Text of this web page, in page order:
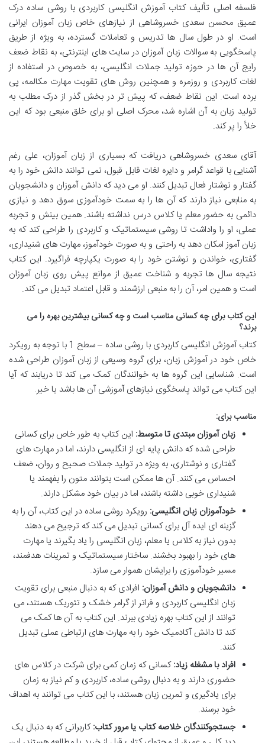
فلسفه اصلی تألیف کتاب آموزش انگلیسی کاربردی با روشی ساده درک
عمیق محسن سعدی خسروشاهی از نیازهای خاص زبان آموزان ایرانی
است. او در طول سال ها تدریس و تعاملات گسترده، به ویژه از طریق
پاسخگویی به سوالات زبان آموزان در سایت های اینترنتی، به نقاط ضعف
رایج آن ها در حوزه تولید جملات انگلیسی، به خصوص در استفاده از
لغات کاربردی و روزمره و همچنین روش های تقویت مهارت مکالمه، پی
برده است. این نقاط ضعف، که پیش تر در بخش گذر از درک مطلب به
تولید زبان به آن اشاره شد، محرک اصلی او برای خلق منبعی بود که این
خلأ را پر کند.
آقای سعدی خسروشاهی دریافت که بسیاری از زبان آموزان، علی رغم
آشنایی با قواعد گرامر و دایره لغات قابل قبول، نمی توانند دانش خود را به
گفتار و نوشتار فعال تبدیل کنند. او می دید که دانش آموزان و دانشجویان
به منابعی نیاز دارند که آن ها را به سمت خودآموزی سوق دهد و نیازی
دائمی به حضور معلم یا کلاس درس نداشته باشند. همین بینش و تجربه
عملی، او را واداشت تا روشی سیستماتیک و کاربردی را طراحی کند که به
زبان آموز امکان دهد به راحتی و به صورت خودآموز، مهارت های شنیداری،
گفتاری، خواندن و نوشتن خود را به صورت یکپارچه فراگیرد. این کتاب
نتیجه سال ها تجربه و شناخت عمیق از موانع پیش روی زبان آموزان
است و همین امر، آن را به منبعی ارزشمند و قابل اعتماد تبدیل می کند.
این کتاب برای چه کسانی مناسب است و چه کسانی بیشترین بهره را می
برند؟
کتاب آموزش انگلیسی کاربردی با روشی ساده – سطح 1 با توجه به رویکرد
خاص خود در آموزش زبان، برای گروه وسیعی از زبان آموزان طراحی شده
است. شناسایی این گروه ها به خوانندگان کمک می کند تا دریابند که آیا
این کتاب می تواند پاسخگوی نیازهای آموزشی آن ها باشد یا خیر.
مناسب برای:
زبان آموزان مبتدی تا متوسط: این کتاب به طور خاص برای کسانی
طراحی شده که دانش پایه ای از انگلیسی دارند، اما در مهارت های
گفتاری و نوشتاری، به ویژه در تولید جملات صحیح و روان، ضعف
احساس می کنند. آن ها ممکن است بتوانند متون را بفهمند یا
شنیداری خوبی داشته باشند، اما در بیان خود مشکل دارند.
خودآموزان زبان انگلیسی: رویکرد روشی ساده در این کتاب، آن را به
گزینه ای ایده آل برای کسانی تبدیل می کند که ترجیح می دهند
بدون نیاز به کلاس یا معلم، زبان انگلیسی را یاد بگیرند یا مهارت
های خود را بهبود بخشند. ساختار سیستماتیک و تمرینات هدفمند،
مسیر خودآموزی را برایشان هموار می سازد.
دانشجویان و دانش آموزان: افرادی که به دنبال منبعی برای تقویت
زبان انگلیسی کاربردی و فراتر از گرامر خشک و تئوریک هستند، می
توانند از این کتاب بهره زیادی ببرند. این کتاب به آن ها کمک می
کند تا دانش آکادمیک خود را به مهارت های ارتباطی عملی تبدیل
کنند.
افراد با مشغله زیاد:کسانی که زمان کمی برای شرکت در کلاس های
حضوری دارند و به دنبال روشی ساده، کاربردی و کم نیاز به زمان
برای یادگیری و تمرین زبان هستند، با این کتاب می توانند به اهداف
خود برسند.
جستجوکنندگان خلاصه کتاب یا مرور کتاب:کاربرانی که به دنبال یک